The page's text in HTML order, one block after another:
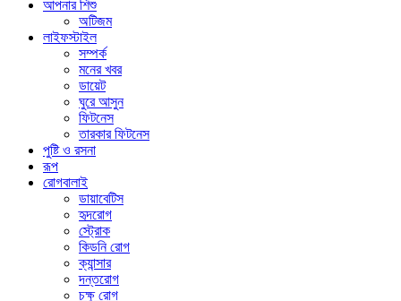
আপনার শিশু
অটিজম
লাইফস্টাইল
সম্পর্ক
মনের খবর
ডায়েট
ঘুরে আসুন
ফিটনেস
তারকার ফিটনেস
পুষ্টি ও রসনা
রূপ
রোগবালাই
ডায়াবেটিস
হৃদরোগ
স্ট্রোক
কিডনি রোগ
ক্যান্সার
দন্তরোগ
চক্ষু রোগ